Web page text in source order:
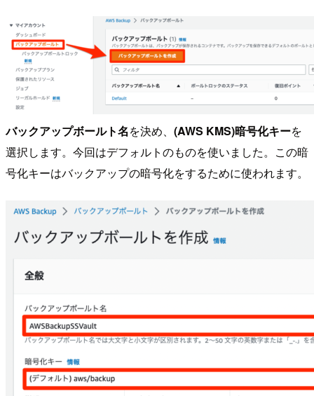
バックアップボールト名を決め、 (AWS KMS)暗号化キーを
選択します。今回はデフォルトのものを使いました。この暗
号化キーはバックアップの暗号化をするために使われます。